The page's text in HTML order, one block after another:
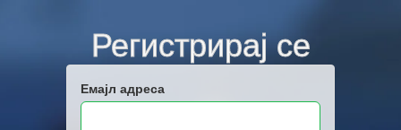
Регистрирај се
Емајл адреса